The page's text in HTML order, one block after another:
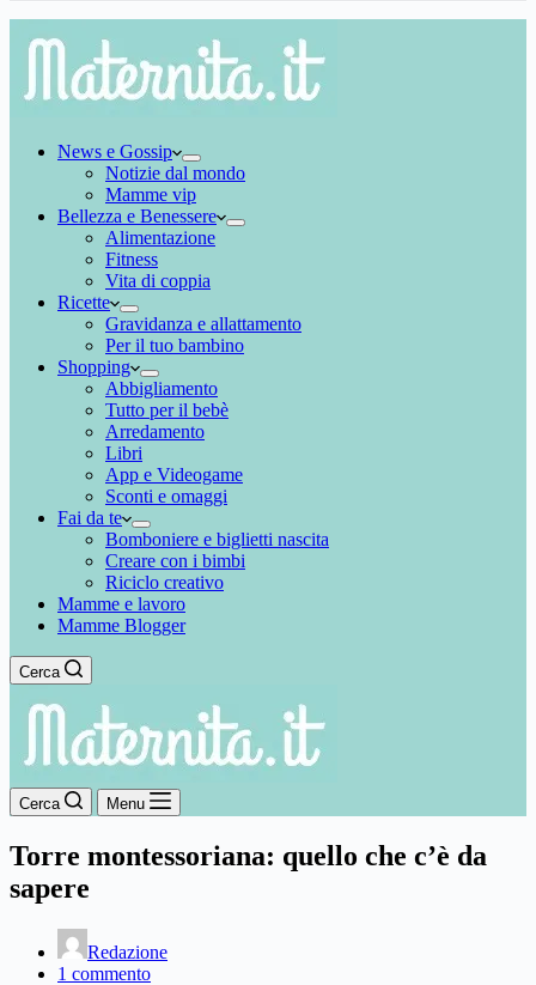
News e Gossip
Notizie dal mondo
Mamme vip
Bellezza e Benessere
Alimentazione
Fitness
Vita di coppia
Ricette
Gravidanza e allattamento
Per il tuo bambino
Shopping
Abbigliamento
Tutto per il bebè
Arredamento
Libri
App e Videogame
Sconti e omaggi
Fai da te
Bomboniere e biglietti nascita
Creare con i bimbi
Riciclo creativo
Mamme e lavoro
Mamme Blogger
Cerca
Cerca Menu
Torre montessoriana: quello che c’è da
sapere
Redazione
1 commento